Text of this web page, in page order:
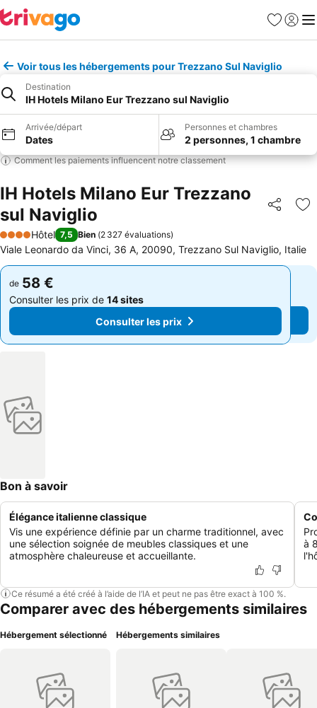
Favoris
Se
Voir tous les hébergements pour Trezzano Sul Naviglio
Destination
IH Hotels Milano Eur Trezzano sul Naviglio
Arrivée/départ
Dates
Personnes et chambres
2 personnes, 1 chambre
Comment les paiements influencent notre classement
IH Hotels Milano Eur Trezzano
sul Naviglio
Partager
4 Étoiles
Hôtel 7,5 Bien (2 327 évaluations)
Viale Leonardo da Vinci, 36 A, 20090, Trezzano Sul Naviglio, Italie
de 58 €
Consulter les prix de 14 sites
Consulter les prix
de 58 €
Consulter les prix de 14 sites
Consulter les prix
Bon à savoir
Élégance italienne classique
Vis une expérience définie par un charme traditionnel, avec
une sélection soignée de meubles classiques et une
atmosphère chaleureuse et accueillante.
à
Ce résumé a été créé à l’aide de l’IA et peut ne pas être exact à 100 %.
Comparer avec des hébergements similaires
Hébergement sélectionné Hébergements similaires